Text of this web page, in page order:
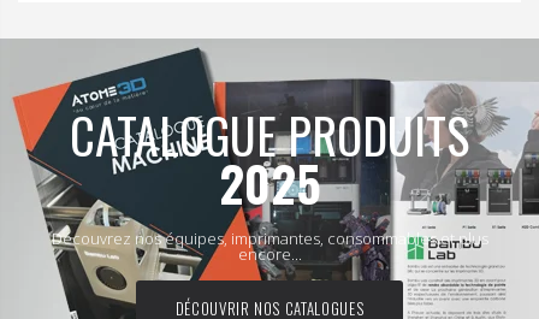
CATALOGUE PRODUITS
2025
Découvrez nos équipes, imprimantes, consommables et plus
encore...
DÉCOUVRIR NOS CATALOGUES